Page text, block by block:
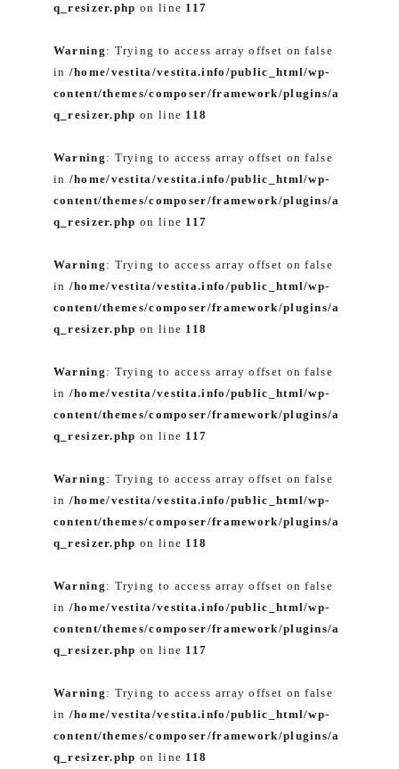
q_resizer.php on line 117
Warning : Trying to access array offset on false
in /home/vestita/vestita.info/public_html/wp-
content/themes/composer/framework/plugins/a
q_resizer.php on line 118
Warning : Trying to access array offset on false
in /home/vestita/vestita.info/public_html/wp-
content/themes/composer/framework/plugins/a
q_resizer.php on line 117
Warning : Trying to access array offset on false
in /home/vestita/vestita.info/public_html/wp-
content/themes/composer/framework/plugins/a
q_resizer.php on line 118
Warning : Trying to access array offset on false
in /home/vestita/vestita.info/public_html/wp-
content/themes/composer/framework/plugins/a
q_resizer.php on line 117
Warning : Trying to access array offset on false
in /home/vestita/vestita.info/public_html/wp-
content/themes/composer/framework/plugins/a
q_resizer.php on line 118
Warning : Trying to access array offset on false
in /home/vestita/vestita.info/public_html/wp-
content/themes/composer/framework/plugins/a
q_resizer.php on line 117
Warning : Trying to access array offset on false
in /home/vestita/vestita.info/public_html/wp-
content/themes/composer/framework/plugins/a
q_resizer.php on line 118